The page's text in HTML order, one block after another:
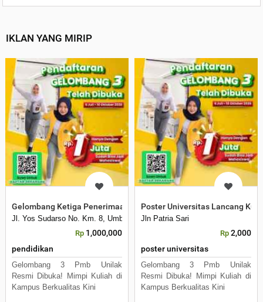
IKLAN YANG MIRIP
Gelombang Ketiga Penerimaan Mahasiswa Baru
Jl. Yos Sudarso No. Km. 8, Umban Sari, Rumbai, Kota Pekanbaru, Riau
Rp 1,000,000
pendidikan
Gelombang 3 Pmb Unilak
Resmi Dibuka! Mimpi Kuliah di
Kampus Berkualitas Kini
Poster Universitas Lancang
Jln Patria Sari
Rp 2,000
poster universitas
Gelombang 3 Pmb Unilak
Resmi Dibuka! Mimpi Kuliah di
Kampus Berkualitas Kini